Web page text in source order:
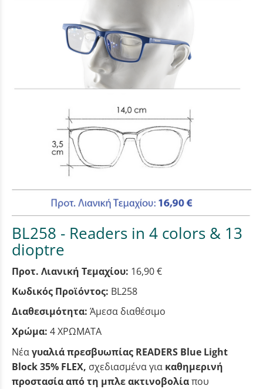
BL258 - Readers in 4 colors & 13
dioptre
Προτ. Λιανική Τεμαχίου: 16,90 €
Κωδικός Προϊόντος: BL258
Διαθεσιμότητα: Άμεσα διαθέσιμο
Χρώμα: 4 ΧΡΩΜΑΤΑ
Νέαγυαλιά πρεσβυωπίας READERS Blue Light
Block 35% FLEX, σχεδιασμένα για καθημερινή
προστασία από τη μπλε ακτινοβολίαπου